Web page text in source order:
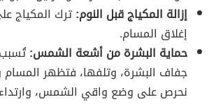
إزالة المكياج قبل النوم:ترك المكياج
إغلاق المسام.
حماية البشرة من أشعة الشمس:
جفاف البشرة، وتلفها، فتظهر
نحرص على وضع واقي الشمس،